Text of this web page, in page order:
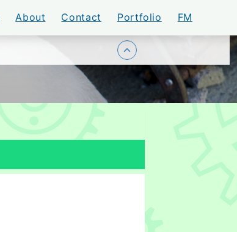
About Contact Portfolio FM
トップに戻る